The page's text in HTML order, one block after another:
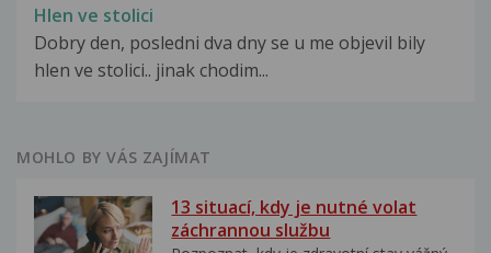
Hlen ve stolici
Dobry den, posledni dva dny se u me objevil bily
hlen ve stolici.. jinak chodim...
MOHLO BY VÁS ZAJÍMAT
13 situací, kdy je nutné volat
záchrannou službu